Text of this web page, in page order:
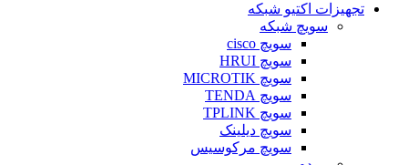
تجهیزات اکتیو شبکه
سویچ شبکه
سویچ cisco
سویچ HRUI
سویچ MICROTIK
سویچ TENDA
سویچ TPLINK
سویچ دیلینک
سویچ مرکوسیس